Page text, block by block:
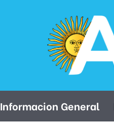
Informacion General